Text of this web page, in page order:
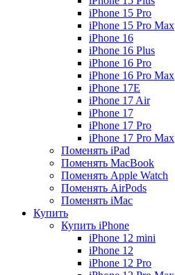
iPhone 15 Pro
iPhone 15 Pro Max
iPhone 16
iPhone 16 Plus
iPhone 16 Pro
iPhone 16 Pro Max
iPhone 17E
iPhone 17 Air
iPhone 17
iPhone 17 Pro
iPhone 17 Pro Max
Поменять iPad
Поменять MacBook
Поменять Apple Watch
Поменять AirPods
Поменять iMac
Купить
Купить iPhone
iPhone 12 mini
iPhone 12
iPhone 12 Pro